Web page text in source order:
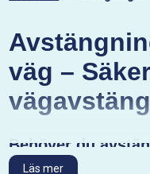
väg –
Behöver du
Oavsett om du ska stänga
Läs mer